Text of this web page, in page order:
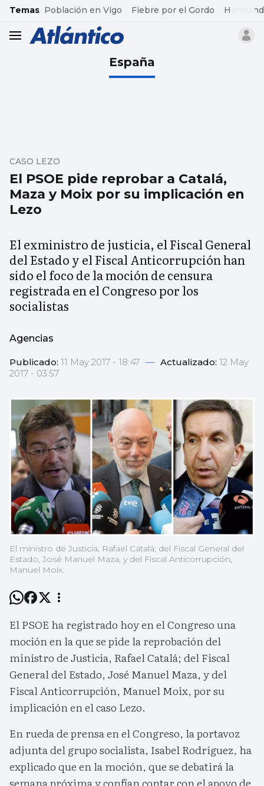
common.go-to-content
Temas Población en Vigo Fiebre por el Gordo
header.menu.open
España
El PSOE pide reprobar a Catalá,
Maza y Moix por su implicación en
Lezo
CASO LEZO
El exministro de justicia, el Fiscal General
del Estado y el Fiscal Anticorrupción han
sido el foco de la moción de censura
registrada en el Congreso por los
socialistas
Agencias
Publicado: 11 May 2017 - 18:47 — Actualizado: 12 May
2017 - 03:57
El ministro de Justicia, Rafael Catalá; del Fiscal General del
Estado, José Manuel Maza, y del Fiscal Anticorrupción,
Manuel Moix.
El PSOE ha registrado hoy en el Congreso una
moción en la que se pide la reprobación del
ministro de Justicia, Rafael Catalá; del Fiscal
General del Estado, José Manuel Maza, y del
Fiscal Anticorrupción, Manuel Moix, por su
implicación en el caso Lezo.
En rueda de prensa en el Congreso, la portavoz
adjunta del grupo socialista, Isabel Rodríguez, ha
explicado que en la moción, que se debatirá la